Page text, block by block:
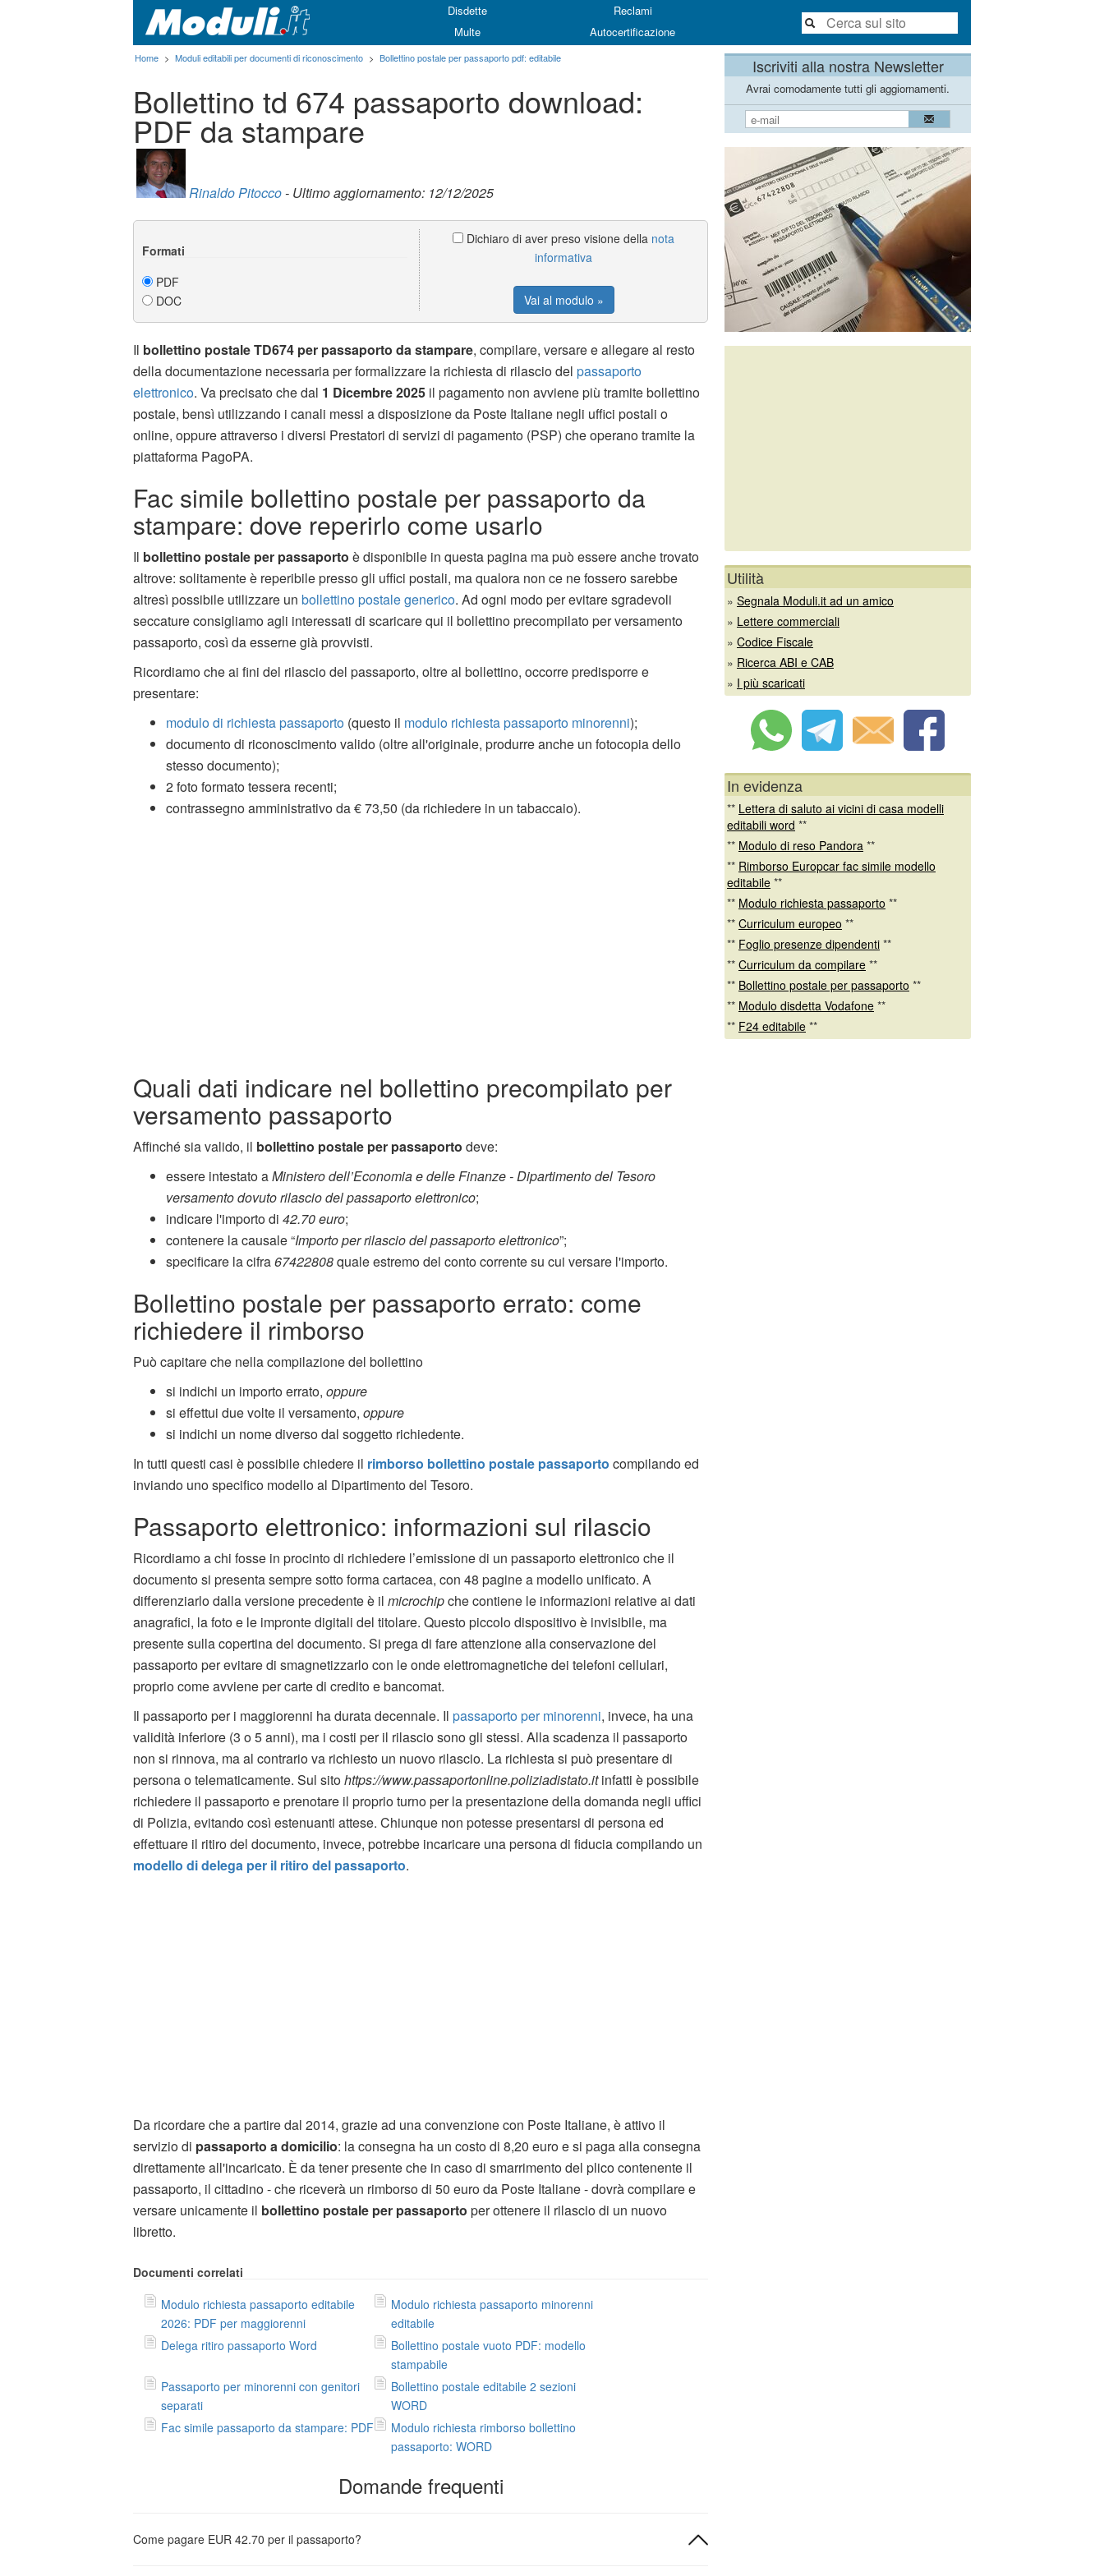
Disdette
Reclami
Multe
Autocertificazione
Home > Moduli editabili per documenti di riconoscimento > Bollettino postale per passaporto pdf: editabile
Bollettino td 674 passaporto download:
PDF da stampare
Rinaldo Pitocco- Ultimo aggiornamento: 12/12/2025
Formati
PDF
DOC
Dichiaro di aver preso visione della nota
informativa
Vai al modulo »
Il bollettino postale TD674 per passaporto da stampare, compilare, versare e allegare al resto
della documentazione necessaria per formalizzare la richiesta di rilascio del passaporto
elettronico. Va precisato che dal 1 Dicembre 2025 il pagamento non avviene più tramite bollettino
postale, bensì utilizzando i canali messi a disposizione da Poste Italiane negli uffici postali o
online, oppure attraverso i diversi Prestatori di servizi di pagamento (PSP) che operano tramite la
piattaforma PagoPA.
Fac simile bollettino postale per passaporto da
stampare: dove reperirlo come usarlo
Il bollettino postale per passaporto è disponibile in questa pagina ma può essere anche trovato
altrove: solitamente è reperibile presso gli uffici postali, ma qualora non ce ne fossero sarebbe
altresì possibile utilizzare un bollettino postale generico. Ad ogni modo per evitare sgradevoli
seccature consigliamo agli interessati di scaricare qui il bollettino precompilato per versamento
passaporto, così da esserne già provvisti.
Ricordiamo che ai fini del rilascio del passaporto, oltre al bollettino, occorre predisporre e
presentare:
modulo di richiesta passaporto (questo il modulo richiesta passaporto minorenni);
documento di riconoscimento valido (oltre all'originale, produrre anche un fotocopia dello
stesso documento);
2 foto formato tessera recenti;
contrassegno amministrativo da € 73,50 (da richiedere in un tabaccaio).
Quali dati indicare nel bollettino precompilato per
versamento passaporto
Affinché sia valido, il bollettino postale per passaporto deve:
essere intestato aMinistero dell’Economia e delle Finanze - Dipartimento del Tesoro
versamento dovuto rilascio del passaporto elettronico;
indicare l'importo di 42.70 euro;
contenere la causale “Importo per rilascio del passaporto elettronico”;
specificare la cifra67422808quale estremo del conto corrente su cui versare l'importo.
Bollettino postale per passaporto errato: come
richiedere il rimborso
Può capitare che nella compilazione del bollettino
si indichi un importo errato, oppure
si effettui due volte il versamento, oppure
si indichi un nome diverso dal soggetto richiedente.
In tutti questi casi è possibile chiedere il rimborso bollettino postale passaporto compilando ed
inviando uno specifico modello al Dipartimento del Tesoro.
Passaporto elettronico: informazioni sul rilascio
Ricordiamo a chi fosse in procinto di richiedere l’emissione di un passaporto elettronico che il
documento si presenta sempre sotto forma cartacea, con 48 pagine a modello unificato. A
differenziarlo dalla versione precedente è il microchipche contiene le informazioni relative ai dati
anagrafici, la foto e le impronte digitali del titolare. Questo piccolo dispositivo è invisibile, ma
presente sulla copertina del documento. Si prega di fare attenzione alla conservazione del
passaporto per evitare di smagnetizzarlo con le onde elettromagnetiche dei telefoni cellulari,
proprio come avviene per carte di credito e bancomat.
Il passaporto per i maggiorenni ha durata decennale. Il passaporto per minorenni, invece, ha una
validità inferiore (3 o 5 anni), ma i costi per il rilascio sono gli stessi. Alla scadenza il passaporto
non si rinnova, ma al contrario va richiesto un nuovo rilascio. La richiesta si può presentare di
persona o telematicamente. Sul sitohttps://www.passaportonline.poliziadistato.itinfatti è possibile
richiedere il passaporto e prenotare il proprio turno per la presentazione della domanda negli uffici
di Polizia, evitando così estenuanti attese. Chiunque non potesse presentarsi di persona ed
effettuare il ritiro del documento, invece, potrebbe incaricare una persona di fiducia compilando un
modello di delega per il ritiro del passaporto.
Da ricordare che a partire dal 2014, grazie ad una convenzione con Poste Italiane, è attivo il
servizio di passaporto a domicilio: la consegna ha un costo di 8,20 euro e si paga alla consegna
direttamente all'incaricato. È da tener presente che in caso di smarrimento del plico contenente il
passaporto, il cittadino - che riceverà un rimborso di 50 euro da Poste Italiane - dovrà compilare e
versare unicamente il bollettino postale per passaporto per ottenere il rilascio di un nuovo
libretto.
Documenti correlati
Modulo richiesta passaporto editabile
2026: PDF per maggiorenni
Modulo richiesta passaporto minorenni
editabile
Delega ritiro passaporto Word
Bollettino postale vuoto PDF: modello
stampabile
Passaporto per minorenni con genitori
separati
Bollettino postale editabile 2 sezioni
WORD
Fac simile passaporto da stampare: PDF
Modulo richiesta rimborso bollettino
passaporto: WORD
Domande frequenti
Come pagare EUR 42.70 per il passaporto?
Iscriviti alla nostra Newsletter
Avrai comodamente tutti gli aggiornamenti.
Utilità
» Segnala Moduli.it ad un amico
» Lettere commerciali
» Codice Fiscale
» Ricerca ABI e CAB
» I più scaricati
In evidenza
** Lettera di saluto ai vicini di casa modelli
editabili word **
** Modulo di reso Pandora **
** Rimborso Europcar fac simile modello
editabile **
** Modulo richiesta passaporto **
** Curriculum europeo **
** Foglio presenze dipendenti **
** Curriculum da compilare **
** Bollettino postale per passaporto **
** Modulo disdetta Vodafone **
** F24 editabile **